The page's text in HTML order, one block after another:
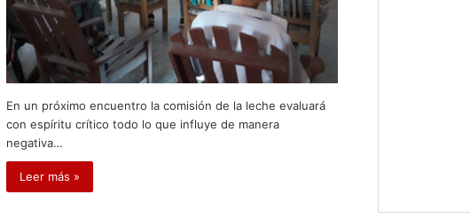
En un próximo encuentro la comisión de la leche evaluará
con espíritu crítico todo lo que influye de manera
negativa…
Leer más »